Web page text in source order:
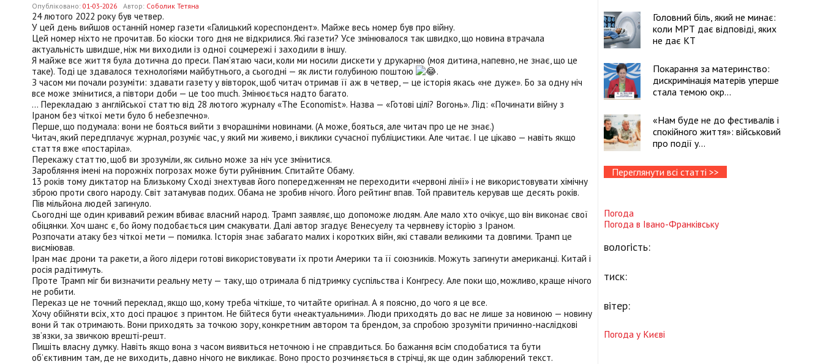
Опубліковано: 01-03-2026 Автор: Соболик Тетяна
24 лютого 2022 року був четвер.
У цей день вийшов останній номер газети «Галицький кореспондент». Майже весь номер був про війну.
Цей номер ніхто не прочитав. Бо кіоски того дня не відкрилися. Які газети? Усе змінювалося так швидко, що новина втрачала
актуальність швидше, ніж ми виходили із одної соцмережі і заходили в іншу.
Я майже все життя була дотична до преси. Пам’ятаю часи, коли ми носили дискети у друкарню (моя дитина, напевно, не знає, що це
таке). Тоді це здавалося технологіями майбутнього, а сьогодні — як листи голубиною поштою
.
З часом ми почали розуміти: здавати газету у вівторок, щоб читач отримав її аж в четвер, — це історія якась «не дуже». Бо за одну ніч
все може змінитися, а півтори доби — це too much. Змінюється надто багато.
… Перекладаю з англійської статтю від 28 лютого журналу «The Economist». Назва — «Готові цілі? Вогонь». Лід: «Починати війну з
Іраном без чіткої мети було б небезпечно».
Перше, що подумала: вони не бояться вийти з вчорашніми новинами. (А може, бояться, але читач про це не знає.)
Читач, який передплачує журнал, розуміє час, у який ми живемо, і виклики сучасної публіцистики. Але читає. І це цікаво — навіть якщо
стаття вже «постаріла».
Перекажу статтю, щоб ви зрозуміли, як сильно може за ніч усе змінитися.
Заробляння імені на порожніх погрозах може бути руйнівним. Спитайте Обаму.
13 років тому диктатор на Близькому Сході знехтував його попередженням не переходити «червоні лінії» і не використовувати хімічну
зброю проти свого народу. Світ затамував подих. Обама не зробив нічого. Його рейтинг впав. Той правитель керував ще десять років.
Пів мільйона людей загинуло.
Сьогодні ще один кривавий режим вбиває власний народ. Трамп заявляє, що допоможе людям. Але мало хто очікує, що він виконає свої
обіцянки. Хоч шанс є, бо йому подобається цим смакувати. Далі автор згадує Венесуелу та червневу історію з Іраном.
Розпочати атаку без чіткої мети — помилка. Історія знає забагато малих і коротких війн, які ставали великими та довгими. Трамп це
висміював.
Іран має дрони та ракети, а його лідери готові використовувати їх проти Америки та її союзників. Можуть загинути американці. Китай і
росія радітимуть.
Проте Трамп міг би визначити реальну мету — таку, що отримала б підтримку суспільства і Конгресу. Але поки що, можливо, краще нічого
не робити.
Переказ це не точний переклад, якщо що, кому треба чіткіше, то читайте оригінал. А я поясню, до чого я це все.
Хочу обійняти всіх, хто досі працює з принтом. Не бійтеся бути «неактуальними». Люди приходять до вас не лише за новиною — новину
вони й так отримають. Вони приходять за точкою зору, конкретним автором та брендом, за спробою зрозуміти причинно-наслідкові
зв’язки, за звичкою врешті-решт.
Пишіть власну думку. Навіть якщо вона з часом виявиться неточною і не справдиться. Бо бажання всім сподобатися та бути
обʼєктивним там, де не виходить, давно нічого не викликає. Воно просто розчиняється в стрічці, як ще один заблюрений текст.
Головний біль, який не минає:
коли МРТ дає відповіді, яких
не дає КТ
Покарання за материнство:
дискримінація матерів уперше
стала темою окр...
«Нам буде не до фестивалів і
спокійного життя»: військовий
про події у...
Переглянути всі статті >>
Погода
Погода в Івано-Франківську
вологість:
тиск:
вітер:
Погода у Києві